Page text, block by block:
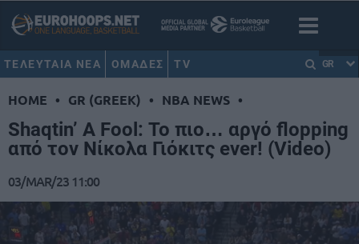
ΤΕΛΕΥΤΑΙΑ ΝΕΑ ΟΜΑΔΕΣ TV GR
HOME • GR (GREEK) • NBA NEWS •
Shaqtin’ A Fool: Το πιο… αργό flopping
από τον Νίκολα Γιόκιτς ever! (Video)
03/MAR/23 11:00